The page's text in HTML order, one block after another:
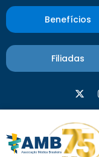
Benefícios
Filiadas